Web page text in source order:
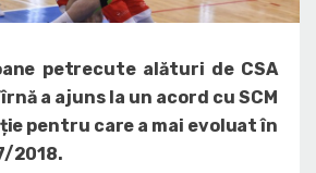
petrecute alături de CSA
a ajuns la un acord cu SCM
pentru care a mai evoluat în
2018.